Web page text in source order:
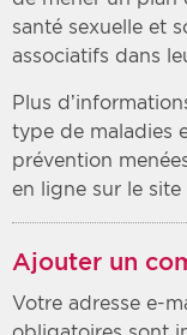
santé sexuelle et
associatifs dans
Plus
type de maladies
prévention
en ligne sur le site
Ajouter un
Votre adresse e-